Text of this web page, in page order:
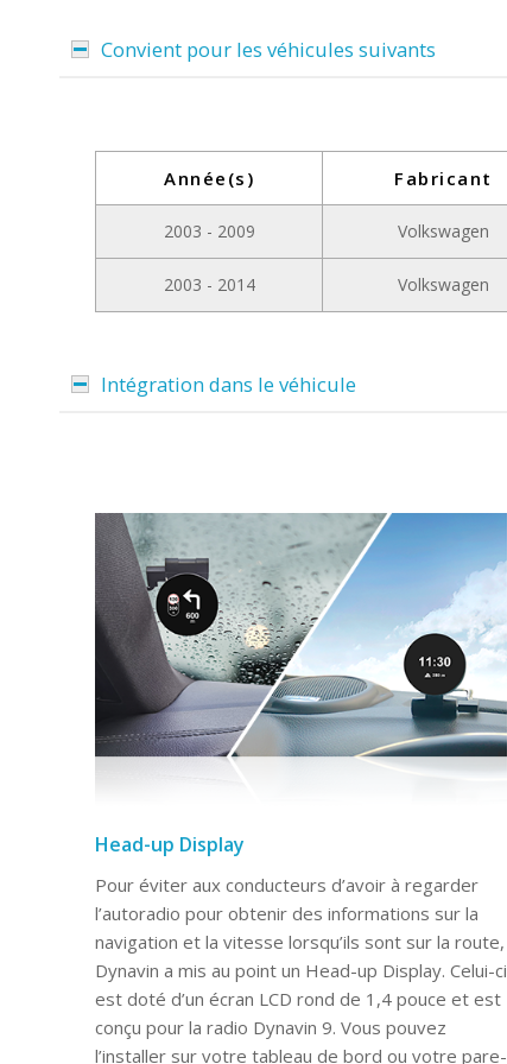
Convient pour les véhicules suivants
Année(s) Fabricant
2003 - 2009 Volkswagen
2003 - 2014 Volkswagen
Intégration dans le véhicule
Head-up Display
Pour éviter aux conducteurs d’avoir à regarder
l’autoradio pour obtenir des informations sur la
navigation et la vitesse lorsqu’ils sont sur la route,
Dynavin a mis au point un Head-up Display. Celui-ci
est doté d’un écran LCD rond de 1,4 pouce et est
conçu pour la radio Dynavin 9. Vous pouvez
l’installer sur votre tableau de bord ou votre pare-